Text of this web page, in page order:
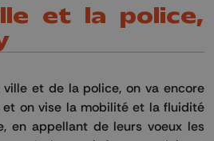
et la police,
et de la police, on va encore
on vise la mobilité et la fluidité
en appellant de leurs voeux les